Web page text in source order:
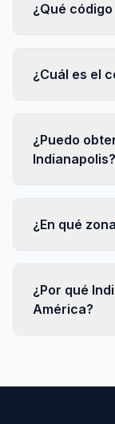
¿Qué
¿Cuál es el
¿Puedo
Indianapolis?
¿En qué
¿Por qué
América?